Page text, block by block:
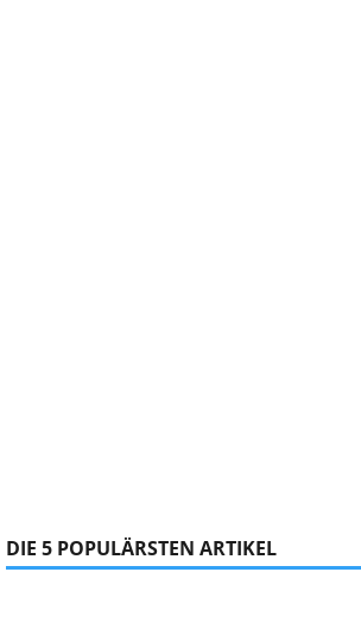
DIE 5 POPULÄRSTEN ARTIKEL